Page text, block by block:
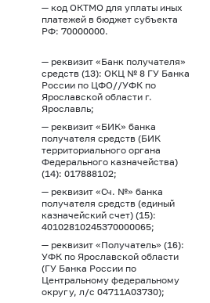
— код ОКТМО для уплаты иных
платежей в бюджет субъекта
РФ: 70000000.
— реквизит «Банк получателя»
средств (13): ОКЦ № 8 ГУ Банка
России по ЦФО//УФК по
Ярославской области г.
Ярославль;
— реквизит «БИК» банка
получателя средств (БИК
территориального органа
Федерального казначейства)
(14): 017888102;
— реквизит «Сч. №» банка
получателя средств (единый
казначейский счет) (15):
40102810245370000065;
— реквизит «Получатель» (16):
УФК по Ярославской области
(ГУ Банка России по
Центральному федеральному
округу, л/с 04711А03730);